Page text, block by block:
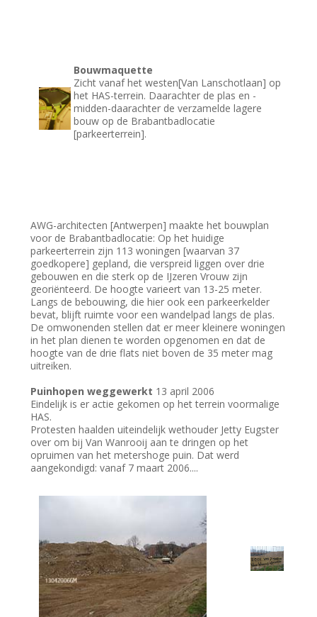
Bouwmaquette
Zicht vanaf het westen[Van Lanschotlaan] op
het HAS-terrein. Daarachter de plas en -
midden-daarachter de verzamelde lagere
bouw op de Brabantbadlocatie
[parkeerterrein].
AWG-architecten [Antwerpen] maakte het bouwplan
voor de Brabantbadlocatie: Op het huidige
parkeerterrein zijn 113 woningen [waarvan 37
goedkopere] gepland, die verspreid liggen over drie
gebouwen en die sterk op de IJzeren Vrouw zijn
georiënteerd. De hoogte varieert van 13-25 meter.
Langs de bebouwing, die hier ook een parkeerkelder
bevat, blijft ruimte voor een wandelpad langs de plas.
De omwonenden stellen dat er meer kleinere woningen
in het plan dienen te worden opgenomen en dat de
hoogte van de drie flats niet boven de 35 meter mag
uitreiken.
Puinhopen weggewerkt 13 april 2006
Eindelijk is er actie gekomen op het terrein voormalige
HAS.
Protesten haalden uiteindelijk wethouder Jetty Eugster
over om bij Van Wanrooij aan te dringen op het
opruimen van het metershoge puin. Dat werd
aangekondigd: vanaf 7 maart 2006....